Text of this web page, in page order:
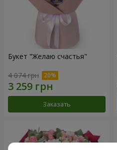
Букет "Желаю счастья"
4 074 грн
Заказать